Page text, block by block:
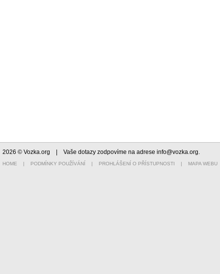
2026 © Vozka.org | Vaše dotazy zodpovíme na adrese info@vozka.org.
HOME | PODMÍNKY POUŽÍVÁNÍ | PROHLÁŠENÍ O PŘÍSTUPNOSTI | MAPA WEBU